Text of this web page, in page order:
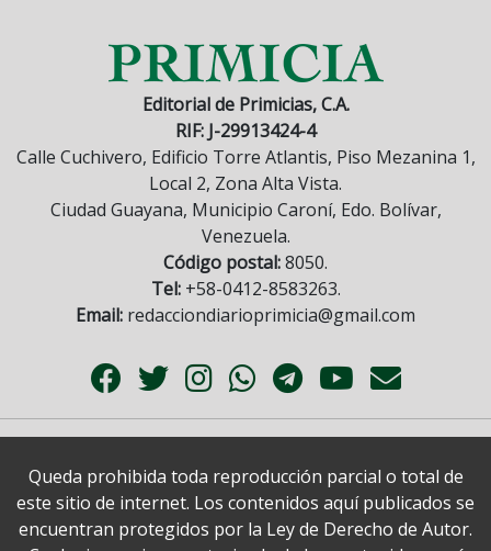
Editorial de Primicias, C.A.
RIF: J-29913424-4
Calle Cuchivero, Edificio Torre Atlantis, Piso Mezanina 1,
Local 2, Zona Alta Vista.
Ciudad Guayana, Municipio Caroní, Edo. Bolívar,
Venezuela.
Código postal:8050.
Tel:+58-0412-8583263.
Email: redacciondiarioprimicia@gmail.com
Queda prohibida toda reproducción parcial o total de
este sitio de internet. Los contenidos aquí publicados se
encuentran protegidos por la Ley de Derecho de Autor.